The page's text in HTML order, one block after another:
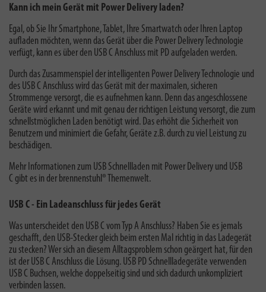
Kann ich mein Gerät mit Power Delivery laden?
Egal, ob Sie Ihr Smartphone, Tablet, Ihre Smartwatch oder Ihren Laptop
aufladen möchten,wenn das Gerät über die Power Delivery Technologie
verfügt, kann es über den USB C Anschluss mit PD aufgeladen werden.
Durch das Zusammenspiel der intelligenten Power Delivery Technologie und
des USB C Anschluss wird das Gerät mit der maximalen, sicheren
Strommenge versorgt, die es aufnehmen kann. Denn das angeschlossene
Geräte wird erkannt und mit genau der richtigen Leistung versorgt, die zum
schnellstmöglichen Laden benötigt wird. Das erhöht die Sicherheit von
Benutzern und minimiert die Gefahr, Geräte z.B. durch zu viel Leistung zu
beschädigen.
Mehr Informationen zum USB Schnellladen mit Power Delivery und USB
C gibt es in der brennenstuhl® Themenwelt.
USB C - Ein Ladeanschluss für jedes Gerät
Was unterscheidet den USB C vom Typ A Anschluss? Haben Sie es jemals
geschafft, den USB-Stecker gleich beim ersten Mal richtig in das Ladegerät
zu stecken? Wer sich an diesem Alltagsproblem schon geärgert hat, für den
ist der USB C Anschluss die Lösung. USB PD Schnellladegeräte verwenden
USB C Buchsen, welche doppelseitig sind und sich dadurch unkompliziert
verbinden lassen.